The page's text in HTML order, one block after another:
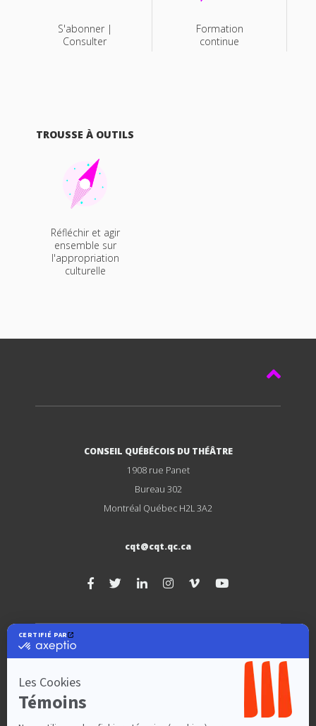
S'abonner |
Consulter
Formation
continue
TROUSSE À OUTILS
Réfléchir et agir
ensemble sur
l'appropriation
culturelle
CONSEIL QUÉBÉCOIS DU THÉÂTRE
1908 rue Panet
Bureau 302
Montréal Québec H2L 3A2
cqt@cqt.qc.ca